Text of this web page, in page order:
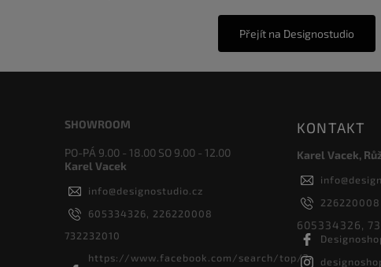
Přejít na Designostudio
SHOWROOM
PO-PÁ 9.00 - 18.00 SO 9.00 - 12.00
Karel Vacek
info@designostudio.cz
605334326, 226220008
732232010
https://www.facebook.com/search/top/?
KONTAKT
Karel Vacek,
info@
226220008
605334326,